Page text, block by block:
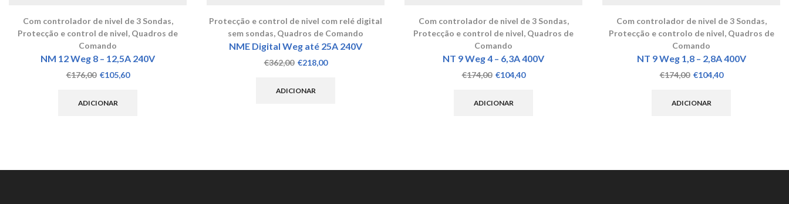
Com controlador de nivel de 3 Sondas,
Protecção e control de nivel, Quadros de
Comando
NM 12 Weg 8 – 12,5A 240V
€176,00 O
original
€105,60O
ADICIONAR
Protecção e control de nivel com relé digital
sem sondas, Quadros de Comando
NME Digital Weg até 25A 240V
€362,00 O
original
€218,00O
ADICIONAR
Com controlador de nivel de 3 Sondas,
Protecção e control de nivel, Quadros de
Comando
NT 9 Weg 4 – 6,3A 400V
€174,00 O
original
€104,40O
ADICIONAR
Com controlador de nivel de 3 Sondas,
Protecção e controlo de nivel, Quadros de
Comando
NT 9 Weg 1,8 – 2,8A 400V
€174,00 O
original
€104,40O
ADICIONAR